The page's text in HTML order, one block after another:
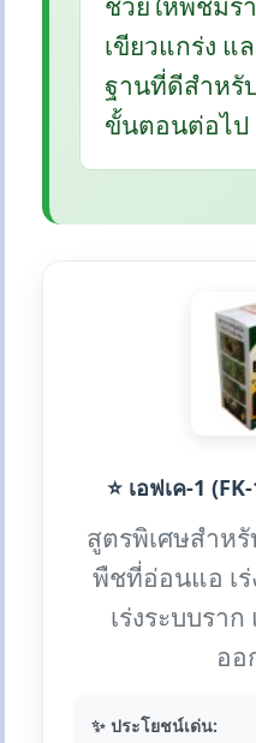
เขียวแกร่ง แ
ฐานที่ดีสำหรั
ขั้นตอนต่อไป
⭐ เอฟเค-1
สูตรพิเศษสำห
พืชที่อ่อนแอ เร่
เร่งระบบรา
ออ
✨ ประโยชน์เด่น: